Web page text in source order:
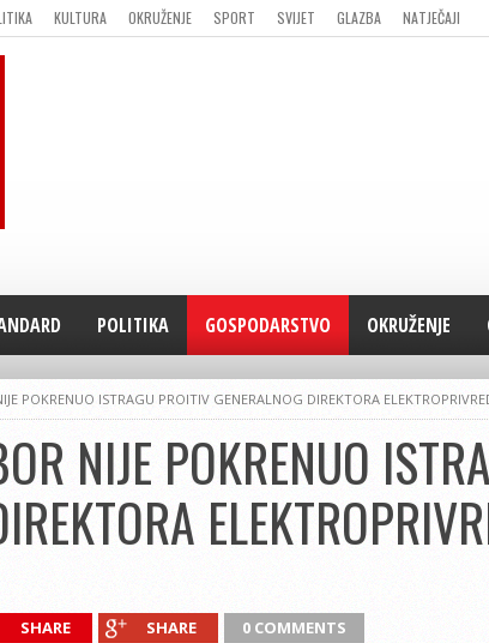
KULTURA OKRUŽENJE SPORT SVIJET GLAZBA
NATJEČAJI
POLITIKA GOSPODARSTVO OKRUŽENJE
POKRENUO ISTRAGU PROITIV GENERALNOG DIREKTORA
NIJE POKRENUO
SHARE SHARE 0 COMMENTS